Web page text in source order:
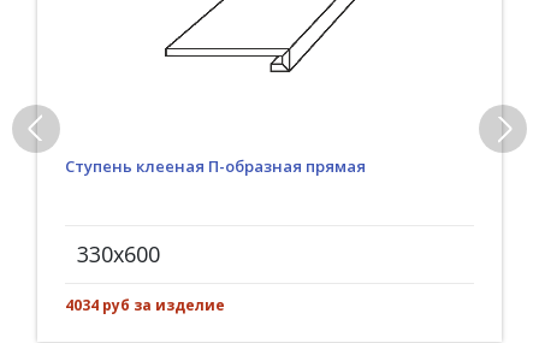
Ступень клееная П-образная прямая
330x600
4034 руб за изделие